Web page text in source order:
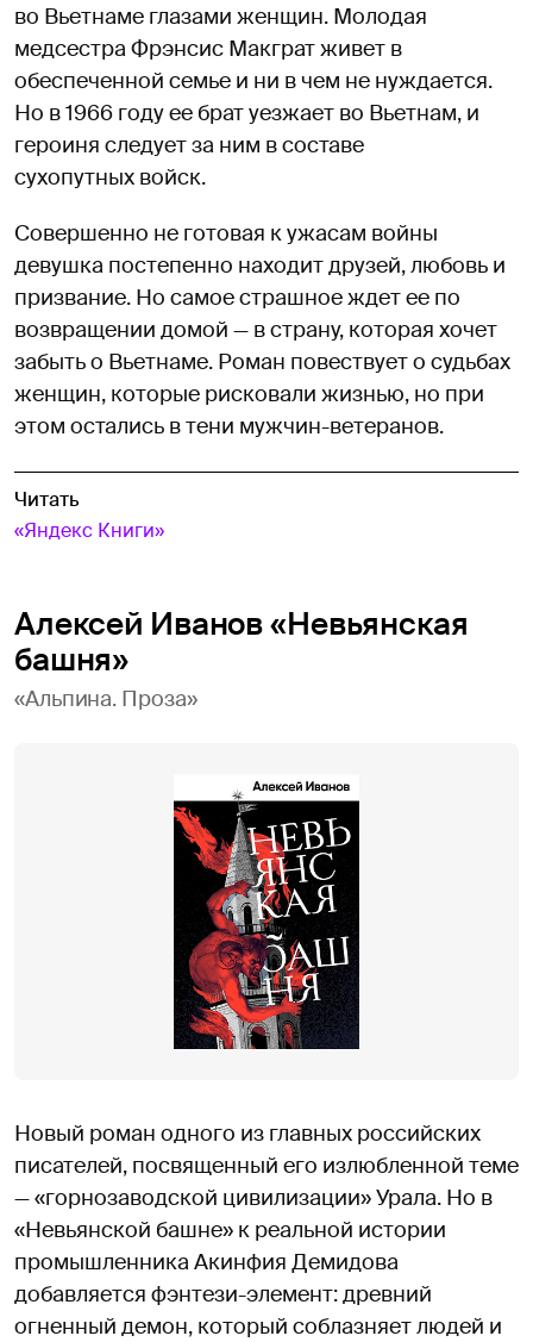
во Вьетнаме глазами женщин. Молодая
медсестра Фрэнсис Макграт живет в
обеспеченной семье и ни в чем не нуждается.
Но в 1966 году ее брат уезжает во Вьетнам, и
героиня следует за ним в составе
сухопутных войск.
Совершенно не готовая к ужасам войны
девушка постепенно находит друзей, любовь и
призвание. Но самое страшное ждет ее по
возвращении домой — в страну, которая хочет
забыть о Вьетнаме. Роман повествует о судьбах
женщин, которые рисковали жизнью, но при
этом остались в тени мужчин-ветеранов.
Читать
«Яндекс Книги»
Алексей Иванов «Невьянская
башня»
«Альпина. Проза»
Новый роман одного из главных российских
писателей, посвященный его излюбленной теме
— «горнозаводской цивилизации» Урала. Но в
«Невьянской башне» к реальной истории
промышленника Акинфия Демидова
добавляется фэнтези-элемент: древний
огненный демон, который соблазняет людей и